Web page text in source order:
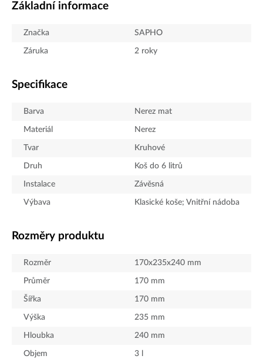
Základní informace
Značka SAPHO
Záruka 2 roky
Specifikace
Barva Nerez mat
Materiál Nerez
Tvar Kruhové
Druh Koš do 6 litrů
Instalace Závěsná
Výbava Klasické koše; Vnitřní nádoba
Rozměry produktu
Rozměr 170x235x240 mm
Průměr 170 mm
Šířka 170 mm
Výška 235 mm
Hloubka 240 mm
Objem 3